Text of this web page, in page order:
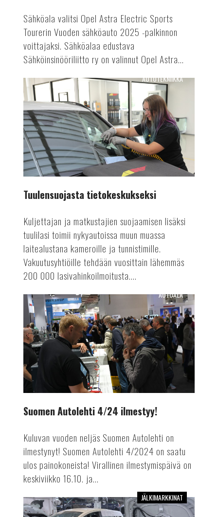
Sähköala valitsi Opel Astra Electric Sports
Tourerin Vuoden sähköauto 2025 -palkinnon
voittajaksi. Sähköalaa edustava
Sähköinsinööriliitto ry on valinnut Opel Astra...
Tuulensuojasta
tietokeskukseksi
AUTOTEKNIIKKA
Tuulensuojasta tietokeskukseksi
Kuljettajan ja matkustajien suojaamisen lisäksi
tuulilasi toimii nykyautoissa muun muassa
laitealustana kameroille ja tunnistimille.
Vakuutusyhtiöille tehdään vuosittain lähemmäs
200 000 lasivahinkoilmoitusta....
Suomen
Autolehti
4/24
ilmestyy!
AUTOALA
Suomen Autolehti 4/24 ilmestyy!
Kuluvan vuoden neljäs Suomen Autolehti on
ilmestynyt! Suomen Autolehti 4/2024 on saatu
ulos painokoneista! Virallinen ilmestymispäivä on
keskiviikko 16.10. ja...
Mekaanikosta
autoinsinööriksi
JÄLKIMARKKINAT